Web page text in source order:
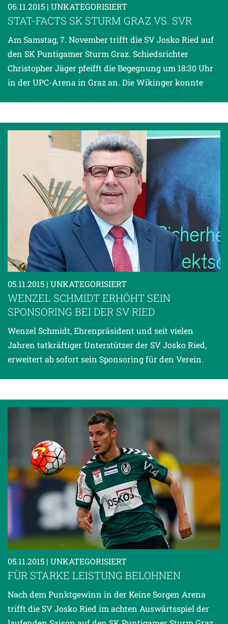
06.11.2015 | UNKATEGORISIERT
STAT-FACTS SK STURM GRAZ VS. SVR
Am Samstag, 7. November trifft die SV Josko Ried auf
den SK Puntigamer Sturm Graz. Schiedsrichter
Christopher Jäger pfeifft die Begegnung um 18:30 Uhr
in der UPC-Arena in Graz an. Die Wikinger konnte
05.11.2015 | UNKATEGORISIERT
WENZEL SCHMIDT ERHÖHT SEIN
SPONSORING BEI DER SV RIED
Wenzel Schmidt, Ehrenpräsident und seit vielen
Jahren tatkräftiger Unterstützer der SV Josko Ried,
erweitert ab sofort sein Sponsoring für den Verein.
05.11.2015 | UNKATEGORISIERT
FÜR STARKE LEISTUNG BELOHNEN
Nach dem Punktgewinn in der Keine Sorgen Arena
trifft die SV Josko Ried im achten Auswärtsspiel der